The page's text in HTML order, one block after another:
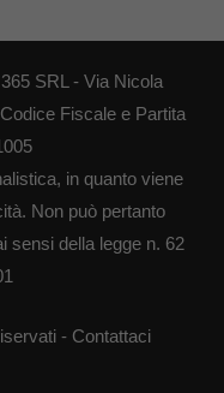
SRL - Via Nicola
Fiscale e Partita
in quanto viene
Non può pertanto
sensi della legge n. 62
- Contattaci